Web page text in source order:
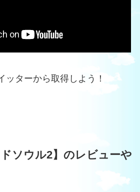
ッターから取得しよう！
ソウル2】のレビューや